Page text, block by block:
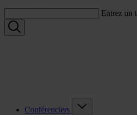
Entrez un
Conférenciers